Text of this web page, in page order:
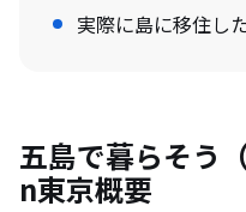
実際に島に移住し
五島で暮らそう
n東京概要